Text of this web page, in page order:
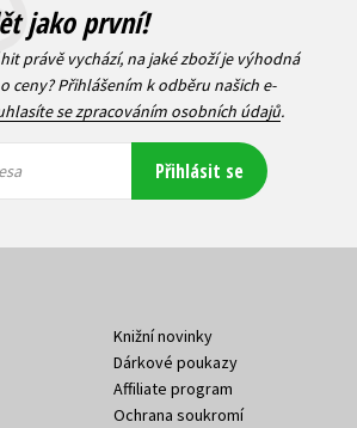
jako první!
právě vychází, na jaké zboží je výhodná
ceny? Přihlášením k odběru našich e-
se zpracováním osobních údajů.
Přihlásit se
Knižní novinky
Dárkové poukazy
Affiliate program
Ochrana soukromí